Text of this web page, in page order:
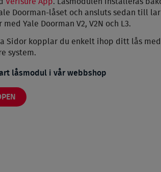
Doorman-låset och ansluts sedan till
Yale Doorman V2, V2N och L3.
Sidor kopplar du enkelt ihop ditt lås
system.
låsmodul i vår webbshop